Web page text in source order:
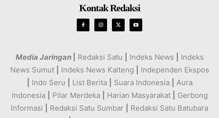
Kontak Redaksi
Media Jaringan Redaksi Satu Indeks News
Indeks
News Sumut
Indeks News Kalteng
Independen Ekspos
Indo Seru List Berita Suara Indonesia
Aura
Indonesia
Pilar Merdeka Harian Masyarakat
Gerbong
Informasi
Redaksi Satu Sumbar
Redaksi Satu Batubara